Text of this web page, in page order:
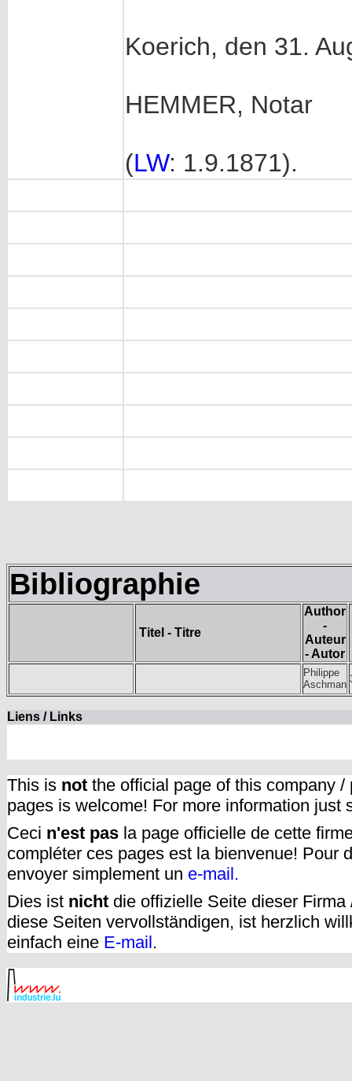
Koerich, den 31.
HEMMER, Notar
(LW: 1.9.1871).
Bibliographie
Titel - Titre
Author
-
Auteur
- Autor
Philippe
Aschman
Liens / Links
This is not the official page of this company
pages is welcome! For more information just
Ceci n'est pas la page officielle de cette
compléter ces pages est la bienvenue! Pour
envoyer simplement un e-mail.
Dies ist nicht die offizielle Seite dieser
diese Seiten vervollständigen, ist herzlich
einfach eine E-mail .